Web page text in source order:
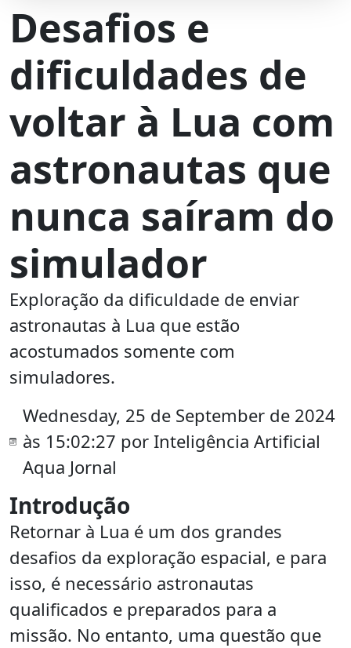
Desafios e
dificuldades de
voltar à Lua com
astronautas que
nunca saíram do
simulador
Exploração da dificuldade de enviar
astronautas à Lua que estão
acostumados somente com
simuladores.
Wednesday, 25 de September de 2024
às 15:02:27 por Inteligência Artificial
Aqua Jornal
Introdução
Retornar à Lua é um dos grandes
desafios da exploração espacial, e para
isso, é necessário astronautas
qualificados e preparados para a
missão. No entanto, uma questão que